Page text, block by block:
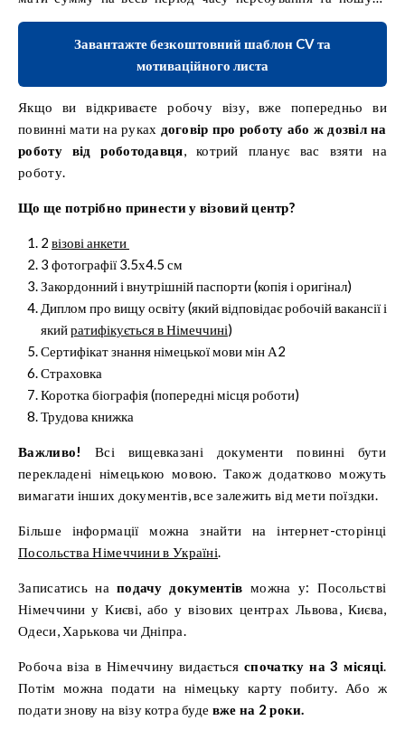
роботи в Німеччині).
Завантажте безкоштовний шаблон CV та
мотиваційного листа
Якщо ви відкриваєте робочу візу, вже попередньо ви
повинні мати на руках договір про роботу або ж дозвіл на
роботу від роботодавця, котрий планує вас взяти на
роботу.
Що ще потрібно принести у візовий центр?
2 візові анкети
3 фотографії 3.5х4.5 см
Закордонний і внутрішній паспорти (копія і оригінал)
Диплом про вищу освіту (який відповідає робочій вакансії і
якийратифікується в Німеччині)
Сертифікат знання німецької мови мін А2
Страховка
Коротка біографія (попередні місця роботи)
Трудова книжка
Важливо!
Всі вищевказані документи повинні бути
перекладені німецькою мовою. Також додатково можуть
вимагати інших документів, все залежить від мети поїздки.
Більше інформації можна знайти на інтернет-сторінці
Посольства Німеччини в Україні.
Записатись наподачу документів можна у: Посольстві
Німеччини у Києві, або у візових центрах Львова, Києва,
Одеси, Харькова чи Дніпра.
Робоча віза в Німеччину видаєтьсяспочатку на 3 місяці.
Потім можна подати на німецьку карту побиту. Або ж
подати знову на візу котра буде вже на 2 роки.